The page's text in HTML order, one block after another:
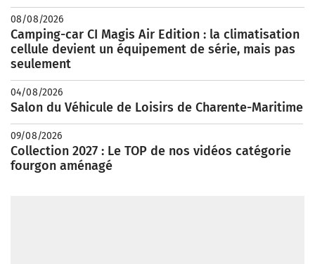
08/08/2026
Camping-car CI Magis Air Edition : la climatisation
cellule devient un équipement de série, mais pas
seulement
04/08/2026
Salon du Véhicule de Loisirs de Charente-Maritime
09/08/2026
Collection 2027 : Le TOP de nos vidéos catégorie
fourgon aménagé